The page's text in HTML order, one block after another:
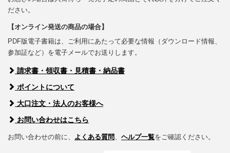
ださい。
【オンライン発送の商品の場合】
PDF版電子書籍は、ご利用にあたって必要な情報（ダウンロード情報、
参加証など）を電子メールでお送りします。
請求書・領収書・見積書・納品書
ポイントについて
大口注文・法人のお客様へ
お問い合わせはこちら
お問い合わせの前に、 よくある質問 ヘルプ一覧をご確認ください。